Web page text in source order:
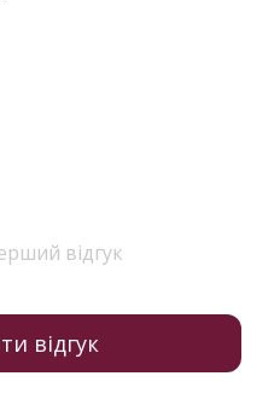
відгук
відгук